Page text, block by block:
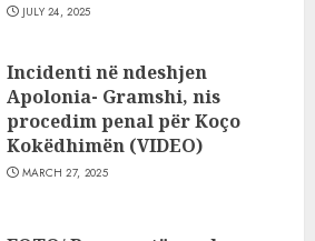
JULY 24, 2025
Incidenti në ndeshjen
Apolonia- Gramshi, nis
procedim penal për Koço
Kokëdhimën (VIDEO)
MARCH 27, 2025